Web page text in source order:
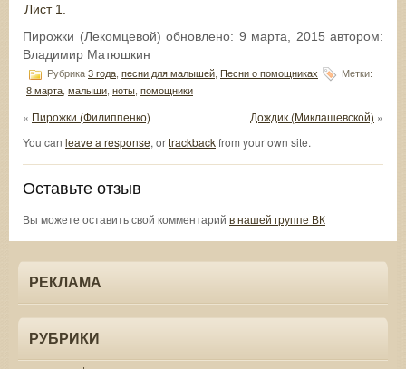
Лист 1.
Пирожки (Лекомцевой) обновлено: 9 марта, 2015 автором:
Владимир Матюшкин
Рубрика 3 года песни для малышей Песни о помощниках
Метки:
8 марта малыши ноты помощники
« Пирожки (Филиппенко) Дождик (Миклашевской) »
You can leave a response, ortrackbackfrom your own site.
Оставьте отзыв
Вы можете оставить свой комментарий в нашей группе ВК
РЕКЛАМА
РУБРИКИ